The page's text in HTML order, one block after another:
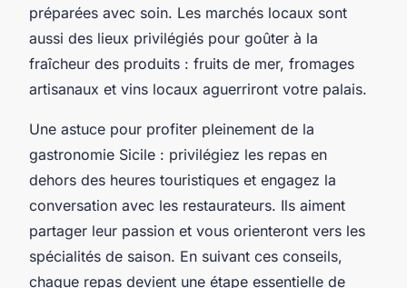
préparées avec soin. Les marchés locaux sont
aussi des lieux privilégiés pour goûter à la
fraîcheur des produits : fruits de mer, fromages
artisanaux et vins locaux aguerriront votre palais.
Une astuce pour profiter pleinement de la
gastronomie Sicile : privilégiez les repas en
dehors des heures touristiques et engagez la
conversation avec les restaurateurs. Ils aiment
partager leur passion et vous orienteront vers les
spécialités de saison. En suivant ces conseils,
chaque repas devient une étape essentielle de